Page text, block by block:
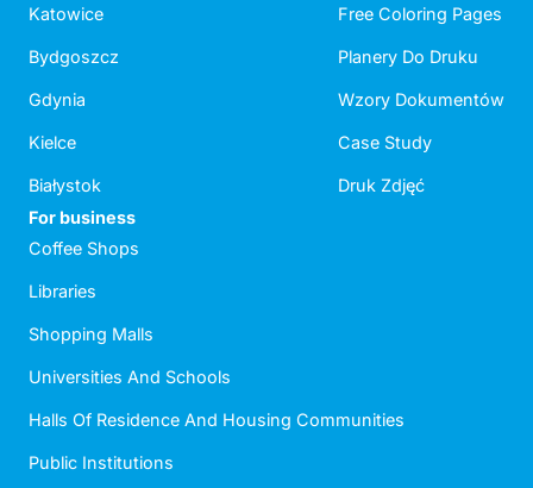
Katowice
Bydgoszcz
Gdynia
Kielce
Białystok
Free Coloring Pages
Planery Do Druku
Wzory Dokumentów
Case Study
Druk Zdjęć
For business
Coffee Shops
Libraries
Shopping Malls
Universities And Schools
Halls Of Residence And Housing Communities
Public Institutions